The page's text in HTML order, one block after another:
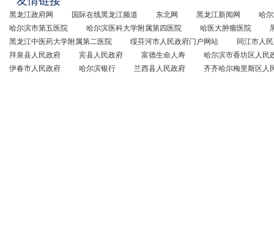
黑龙江政府网 国际在线黑龙江频道 东北网 黑龙江新闻网
哈
哈尔滨市第五医院
哈尔滨医科大学附属第四医院 哈医大肿瘤医院
黑龙江中医药大学附属第二医院
绥芬河市人民政府门户网站
同江市人
拜泉县人民政府
宾县人民政府 富德生命人寿
哈尔滨市香坊区人民
伊春市人民政府
哈尔滨银行 兰西县人民政府 齐齐哈尔梅里斯区人